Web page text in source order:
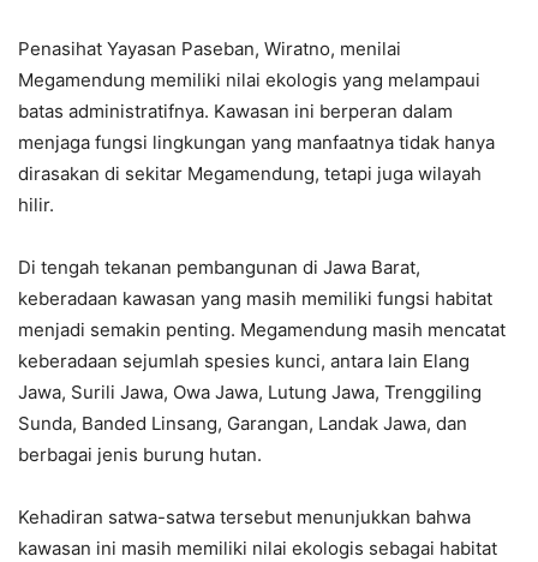
Penasihat Yayasan Paseban, Wiratno, menilai
Megamendung memiliki nilai ekologis yang melampaui
batas administratifnya. Kawasan ini berperan dalam
menjaga fungsi lingkungan yang manfaatnya tidak hanya
dirasakan di sekitar Megamendung, tetapi juga wilayah
hilir.
Di tengah tekanan pembangunan di Jawa Barat,
keberadaan kawasan yang masih memiliki fungsi habitat
menjadi semakin penting. Megamendung masih mencatat
keberadaan sejumlah spesies kunci, antara lain Elang
Jawa, Surili Jawa, Owa Jawa, Lutung Jawa, Trenggiling
Sunda, Banded Linsang, Garangan, Landak Jawa, dan
berbagai jenis burung hutan.
Kehadiran satwa-satwa tersebut menunjukkan bahwa
kawasan ini masih memiliki nilai ekologis sebagai habitat